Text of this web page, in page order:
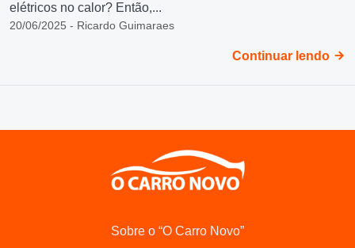
elétricos no calor? Então,...
20/06/2025 - Ricardo Guimaraes
Continuar lendo
Sobre o “O Carro Novo”